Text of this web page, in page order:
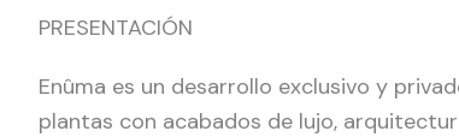
PRESENTACIÓN
Enûma es un desarrollo exclusivo y
plantas con acabados de lujo,